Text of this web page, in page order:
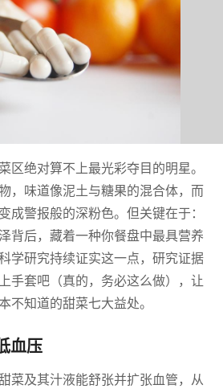
区绝对算不上最光彩夺目的明星。
，味道像泥土与糖果的混合体，而
成警报般的深粉色。但关键在于：
背后，藏着一种你餐盘中最具营养
学研究持续证实这一点，研究证据
手套吧（真的，务必这么做），让
不知道的甜菜七大益处。
血压
菜及其汁液能舒张并扩张血管，从